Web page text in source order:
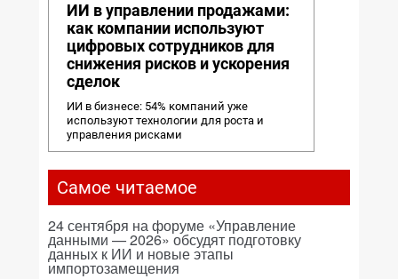
ИИ в управлении продажами:
как компании используют
цифровых сотрудников для
снижения рисков и ускорения
сделок
ИИ в бизнесе: 54% компаний уже
используют технологии для роста и
управления рисками
Самое читаемое
24 сентября на форуме «Управление
данными — 2026» обсудят подготовку
данных к ИИ и новые этапы
импортозамещения